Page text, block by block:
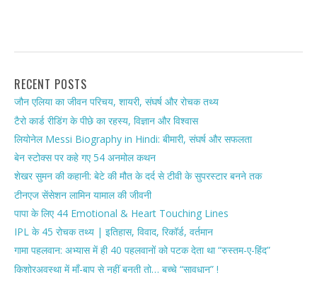
RECENT POSTS
जौन एलिया का जीवन परिचय, शायरी, संघर्ष और रोचक तथ्य
टैरो कार्ड रीडिंग के पीछे का रहस्य, विज्ञान और विश्वास
लियोनेल Messi Biography in Hindi: बीमारी, संघर्ष और सफलता
बेन स्टोक्स पर कहे गए 54 अनमोल कथन
शेखर सुमन की कहानी: बेटे की मौत के दर्द से टीवी के सुपरस्टार बनने तक
टीनएज सेंसेशन लामिन यामाल की जीवनी
पापा के लिए 44 Emotional & Heart Touching Lines
IPL के 45 रोचक तथ्य | इतिहास, विवाद, रिकॉर्ड, वर्तमान
गामा पहलवान: अभ्यास में ही 40 पहलवानों को पटक देता था “रुस्तम-ए-हिंद”
किशोरअवस्था में माँ-बाप से नहीं बनती तो… बच्चे “सावधान” !